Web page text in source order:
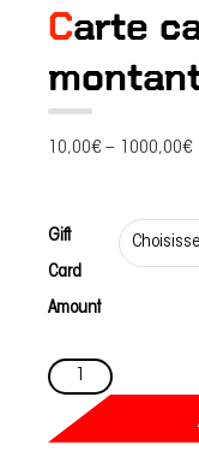
Carte cadeau I-BRIDE –
10,00€– 1000,00€
Gift
Card
Amount
quantité
de
Carte
cadeau
I-